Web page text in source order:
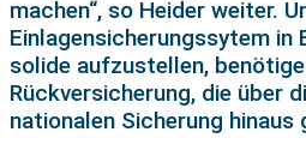
machen“, so Heider weiter.
Einlagensicherungssytem in
solide aufzustellen,
Rückversicherung, die über
nationalen Sicherung hinaus